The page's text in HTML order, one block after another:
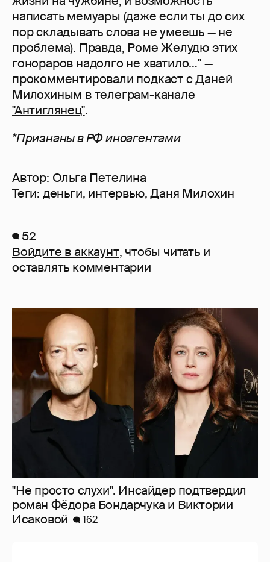
написать мемуары (даже если ты до сих
пор складывать слова не умеешь — не
проблема). Правда, Роме Желудю этих
гонораров надолго не хватило…" —
прокомментировали подкаст с Даней
Милохиным в телеграм-канале
"Антиглянец".
*Признаны в РФ иноагентами
Автор: Ольга Петелина
Теги: деньги, интервью,Даня Милохин
52
Войдите в аккаунт, чтобы читать и
оставлять комментарии
"Не просто слухи". Инсайдер подтвердил
роман Фёдора Бондарчука и Виктории
Исаковой
162